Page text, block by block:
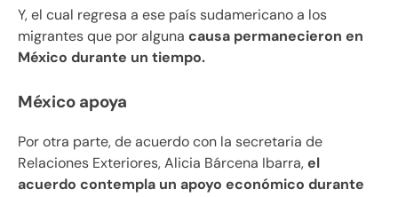
Y, el cual regresa a ese país sudamericano a los
migrantes que por alguna causa permanecieron en
México durante un tiempo.
México apoya
Por otra parte, de acuerdo con la secretaria de
Relaciones Exteriores, Alicia Bárcena Ibarra,el
acuerdo contempla un apoyo económico durante